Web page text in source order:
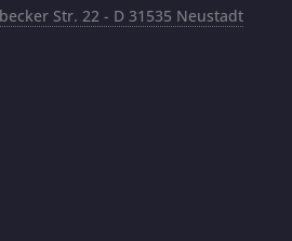
Str. 22 - D 31535 Neustadt